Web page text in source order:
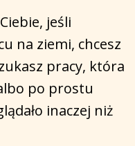
jeśli
na ziemi, chcesz
pracy, która
po prostu
inaczej niż